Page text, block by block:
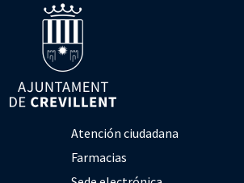
Atención ciudadana
Farmacias